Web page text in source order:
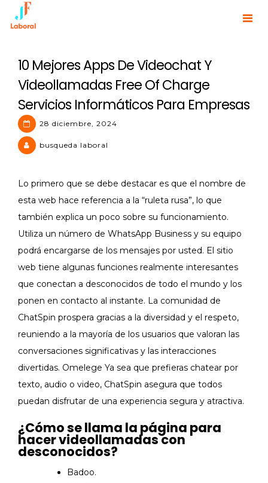
10 Mejores Apps De Videochat Y
Videollamadas Free Of Charge
Servicios Informáticos Para Empresas
28 diciembre, 2024
busqueda laboral
Lo primero que se debe destacar es que el nombre de
esta web hace referencia a la “ruleta rusa”, lo que
también explica un poco sobre su funcionamiento.
Utiliza un número de WhatsApp Business y su equipo
podrá encargarse de los mensajes por usted. El sitio
web tiene algunas funciones realmente interesantes
que conectan a desconocidos de todo el mundo y los
ponen en contacto al instante. La comunidad de
ChatSpin prospera gracias a la diversidad y el respeto,
reuniendo a la mayoría de los usuarios que valoran las
conversaciones significativas y las interacciones
divertidas. Omelege Ya sea que prefieras chatear por
texto, audio o video, ChatSpin asegura que todos
puedan disfrutar de una experiencia segura y atractiva.
¿Cómo se llama la página para
hacer videollamadas con
desconocidos?
Badoo.